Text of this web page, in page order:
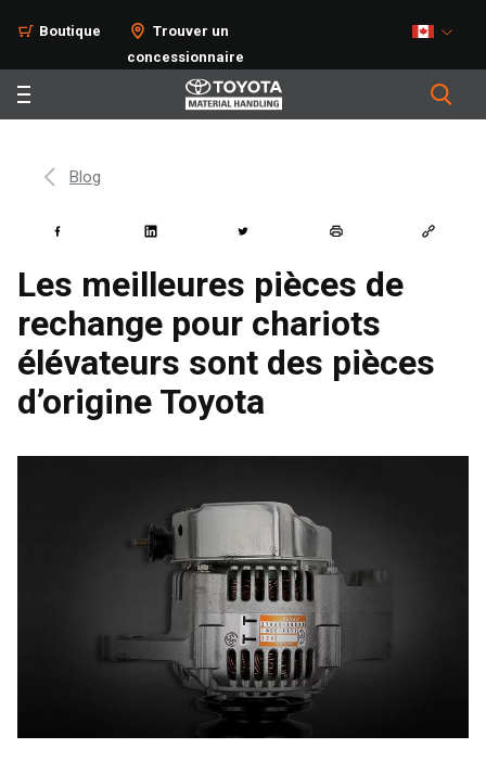
Boutique
Trouver un
concessionnaire
Blog
Les meilleures pièces de
rechange pour chariots
élévateurs sont des pièces
d’origine Toyota